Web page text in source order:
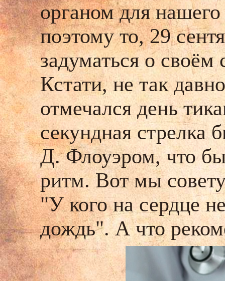
органом для
поэтому то, 29
задуматься о своём
Кстати, не так
отмечался день
секундная стрелка
Д. Флоуэром, что
ритм. Вот мы
"У кого на сердце
дождь". А что